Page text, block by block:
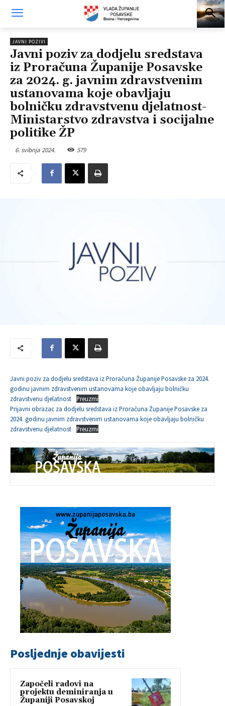
JAVNI POZIVI
Javni poziv za dodjelu sredstava
iz Proračuna Županije Posavske
za 2024. g. javnim zdravstvenim
ustanovama koje obavljaju
bolničku zdravstvenu djelatnost-
Ministarstvo zdravstva i socijalne
politike ŽP
6. svibnja 2024. 579
Javni poziv za dodjelu sredstava iz Proračuna Županije Posavske za 2024.
godinu javnim zdravstvenim ustanovama koje obavljaju bolničku
zdravstvenu djelatnost
Preuzmi
Prijavni obrazac za dodjelu sredstava iz Proračuna Županije Posavske za
2024. godinu javnim zdravstvenim ustanovama koje obavljaju bolničku
zdravstvenu djelatnost
Preuzmi
Posljednje obavijesti
Započeli radovi na
projektu deminiranja u
Županiji Posavskoj